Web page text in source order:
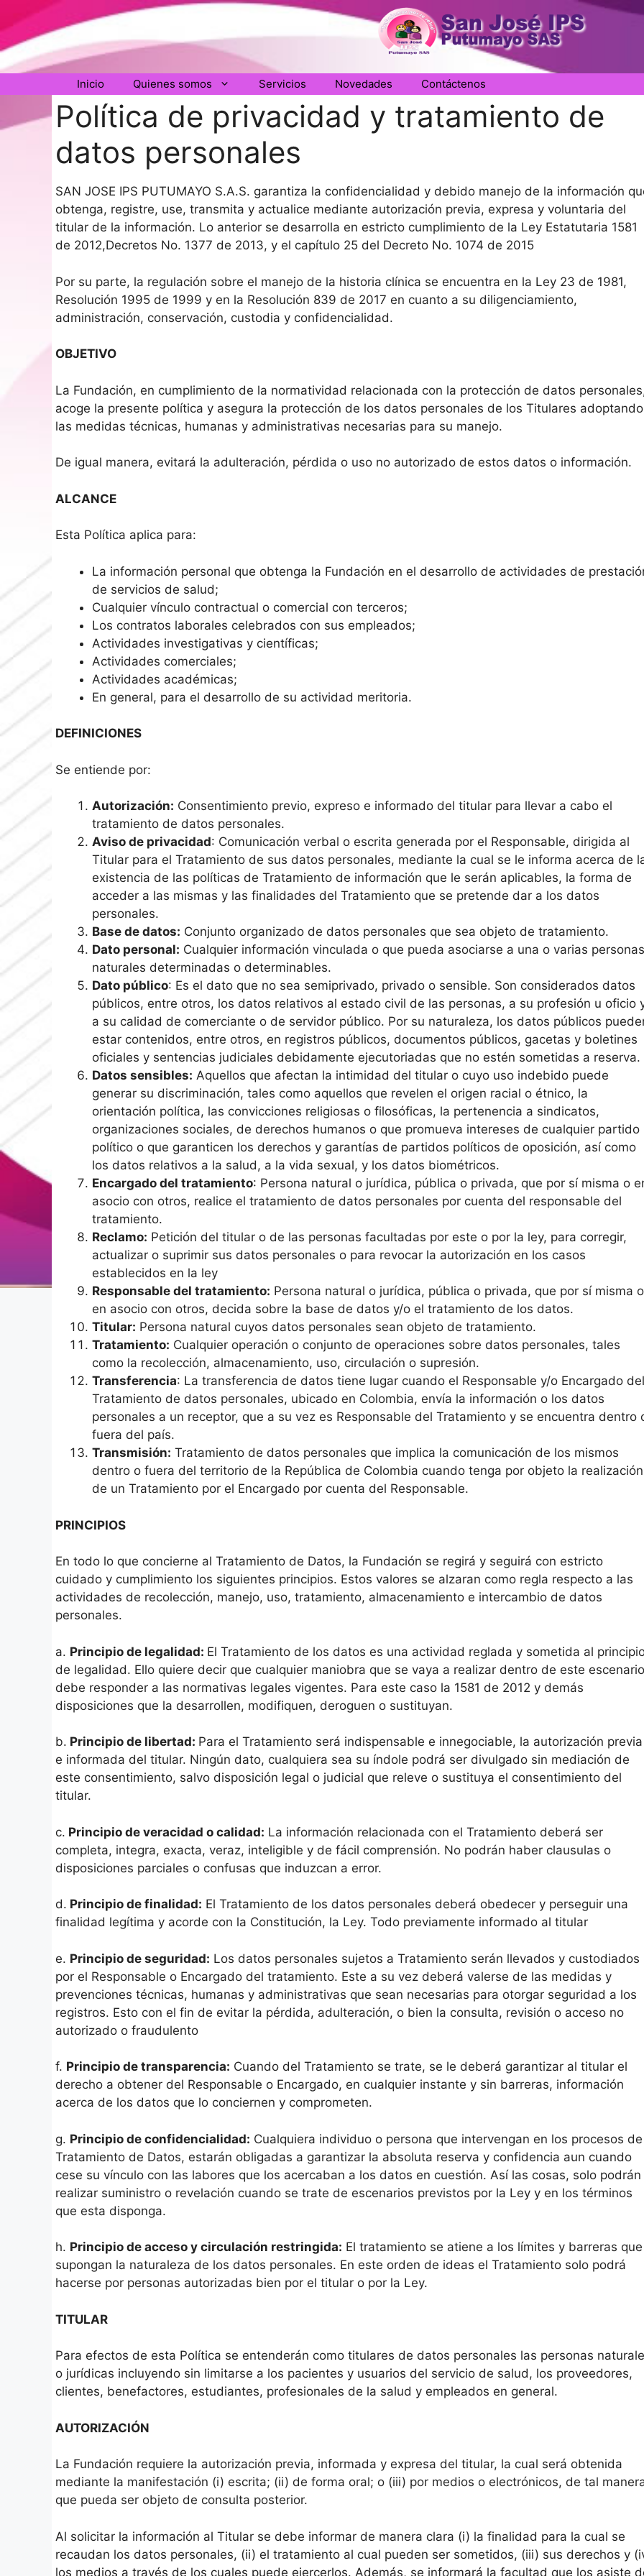
al
contenido
Inicio Quienes somos Servicios Novedades Contáctenos
Política de privacidad y tratamiento de
datos personales
SAN JOSE IPS PUTUMAYO S.A.S. garantiza la confidencialidad y debido manejo de la información
obtenga, registre, use, transmita y actualice mediante autorización previa, expresa y voluntaria del
titular de la información. Lo anterior se desarrolla en estricto cumplimiento de la Ley Estatutaria 1581
de 2012,Decretos No. 1377 de 2013, y el capítulo 25 del Decreto No. 1074 de 2015
Por su parte, la regulación sobre el manejo de la historia clínica se encuentra en la Ley 23 de 1981,
Resolución 1995 de 1999 y en la Resolución 839 de 2017 en cuanto a su diligenciamiento,
administración, conservación, custodia y confidencialidad.
OBJETIVO
La Fundación, en cumplimiento de la normatividad relacionada con la protección de datos
acoge la presente política y asegura la protección de los datos personales de los Titulares adoptando
las medidas técnicas, humanas y administrativas necesarias para su manejo.
De igual manera, evitará la adulteración, pérdida o uso no autorizado de estos datos o información.
ALCANCE
Esta Política aplica para:
La información personal que obtenga la Fundación en el desarrollo de actividades de
de servicios de salud;
Cualquier vínculo contractual o comercial con terceros;
Los contratos laborales celebrados con sus empleados;
Actividades investigativas y científicas;
Actividades comerciales;
Actividades académicas;
En general, para el desarrollo de su actividad meritoria.
DEFINICIONES
Se entiende por:
Autorización: Consentimiento previo, expreso e informado del titular para llevar a cabo el
tratamiento de datos personales.
Aviso de privacidad: Comunicación verbal o escrita generada por el Responsable, dirigida al
Titular para el Tratamiento de sus datos personales, mediante la cual se le informa acerca de
existencia de las políticas de Tratamiento de información que le serán aplicables, la forma de
acceder a las mismas y las finalidades del Tratamiento que se pretende dar a los datos
personales.
Base de datos: Conjunto organizado de datos personales que sea objeto de tratamiento.
Dato personal: Cualquier información vinculada o que pueda asociarse a una o varias personas
naturales determinadas o determinables.
Dato público: Es el dato que no sea semiprivado, privado o sensible. Son considerados datos
públicos, entre otros, los datos relativos al estado civil de las personas, a su profesión u oficio
a su calidad de comerciante o de servidor público. Por su naturaleza, los datos públicos
estar contenidos, entre otros, en registros públicos, documentos públicos, gacetas y boletines
oficiales y sentencias judiciales debidamente ejecutoriadas que no estén sometidas a reserva.
Datos sensibles: Aquellos que afectan la intimidad del titular o cuyo uso indebido puede
generar su discriminación, tales como aquellos que revelen el origen racial o étnico, la
orientación política, las convicciones religiosas o filosóficas, la pertenencia a sindicatos,
organizaciones sociales, de derechos humanos o que promueva intereses de cualquier partido
político o que garanticen los derechos y garantías de partidos políticos de oposición, así como
los datos relativos a la salud, a la vida sexual, y los datos biométricos.
Encargado del tratamiento: Persona natural o jurídica, pública o privada, que por sí misma o
asocio con otros, realice el tratamiento de datos personales por cuenta del responsable del
tratamiento.
Reclamo: Petición del titular o de las personas facultadas por este o por la ley, para corregir,
actualizar o suprimir sus datos personales o para revocar la autorización en los casos
establecidos en la ley
Responsable del tratamiento: Persona natural o jurídica, pública o privada, que por sí misma o
en asocio con otros, decida sobre la base de datos y/o el tratamiento de los datos.
Titular: Persona natural cuyos datos personales sean objeto de tratamiento.
Tratamiento: Cualquier operación o conjunto de operaciones sobre datos personales, tales
como la recolección, almacenamiento, uso, circulación o supresión.
Transferencia: La transferencia de datos tiene lugar cuando el Responsable y/o Encargado del
Tratamiento de datos personales, ubicado en Colombia, envía la información o los datos
personales a un receptor, que a su vez es Responsable del Tratamiento y se encuentra dentro
fuera del país.
Transmisión: Tratamiento de datos personales que implica la comunicación de los mismos
dentro o fuera del territorio de la República de Colombia cuando tenga por objeto la realización
de un Tratamiento por el Encargado por cuenta del Responsable.
PRINCIPIOS
En todo lo que concierne al Tratamiento de Datos, la Fundación se regirá y seguirá con estricto
cuidado y cumplimiento los siguientes principios. Estos valores se alzaran como regla respecto a las
actividades de recolección, manejo, uso, tratamiento, almacenamiento e intercambio de datos
personales.
a. Principio de legalidad: El Tratamiento de los datos es una actividad reglada y sometida al
de legalidad. Ello quiere decir que cualquier maniobra que se vaya a realizar dentro de este escenario
debe responder a las normativas legales vigentes. Para este caso la 1581 de 2012 y demás
disposiciones que la desarrollen, modifiquen, deroguen o sustituyan.
b. Principio de libertad: Para el Tratamiento será indispensable e innegociable, la autorización previa
e informada del titular. Ningún dato, cualquiera sea su índole podrá ser divulgado sin mediación de
este consentimiento, salvo disposición legal o judicial que releve o sustituya el consentimiento del
titular.
c. Principio de veracidad o calidad: La información relacionada con el Tratamiento deberá ser
completa, integra, exacta, veraz, inteligible y de fácil comprensión. No podrán haber clausulas o
disposiciones parciales o confusas que induzcan a error.
d. Principio de finalidad: El Tratamiento de los datos personales deberá obedecer y perseguir una
finalidad legítima y acorde con la Constitución, la Ley. Todo previamente informado al titular
e. Principio de seguridad: Los datos personales sujetos a Tratamiento serán llevados y custodiados
por el Responsable o Encargado del tratamiento. Este a su vez deberá valerse de las medidas y
prevenciones técnicas, humanas y administrativas que sean necesarias para otorgar seguridad a los
registros. Esto con el fin de evitar la pérdida, adulteración, o bien la consulta, revisión o acceso no
autorizado o fraudulento
f. Principio de transparencia: Cuando del Tratamiento se trate, se le deberá garantizar al titular el
derecho a obtener del Responsable o Encargado, en cualquier instante y sin barreras, información
acerca de los datos que lo conciernen y comprometen.
g. Principio de confidencialidad: Cualquiera individuo o persona que intervengan en los procesos de
Tratamiento de Datos, estarán obligadas a garantizar la absoluta reserva y confidencia aun cuando
cese su vínculo con las labores que los acercaban a los datos en cuestión. Así las cosas, solo podrán
realizar suministro o revelación cuando se trate de escenarios previstos por la Ley y en los términos
que esta disponga.
h. Principio de acceso y circulación restringida: El tratamiento se atiene a los límites y barreras que
supongan la naturaleza de los datos personales. En este orden de ideas el Tratamiento solo podrá
hacerse por personas autorizadas bien por el titular o por la Ley.
TITULAR
Para efectos de esta Política se entenderán como titulares de datos personales las personas
o jurídicas incluyendo sin limitarse a los pacientes y usuarios del servicio de salud, los proveedores,
clientes, benefactores, estudiantes, profesionales de la salud y empleados en general.
AUTORIZACIÓN
La Fundación requiere la autorización previa, informada y expresa del titular, la cual será obtenida
mediante la manifestación (i) escrita; (ii) de forma oral; o (iii) por medios o electrónicos, de tal
que pueda ser objeto de consulta posterior.
Al solicitar la información al Titular se debe informar de manera clara (i) la finalidad para la cual se
recaudan los datos personales, (ii) el tratamiento al cual pueden ser sometidos, (iii) sus derechos y
los medios a través de los cuales puede ejercerlos. Además, se informará la facultad que los asiste